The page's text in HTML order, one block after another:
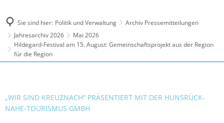
Sie sind hier: Politik und Verwaltung
Archiv Pressemitteilungen
Jahresarchiv 2026
Mai 2026
Hildegard-Festival am 15. August: Gemeinschaftsprojekt aus der Region
für die Region
„WIR SIND KREUZNACH“ PRÄSENTIERT MIT DER HUNSRÜCK-
NAHE-TOURISMUS GMBH